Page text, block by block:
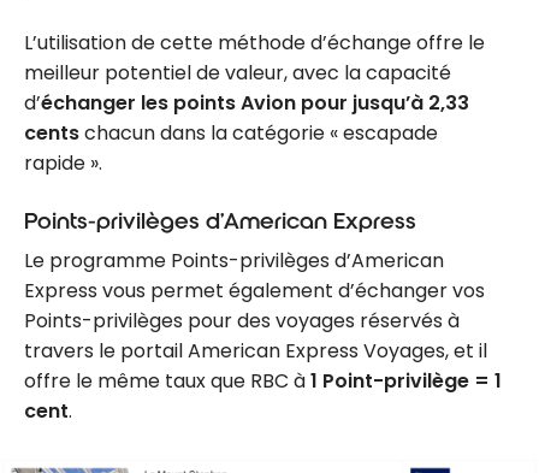
L’utilisation de cette méthode d’échange offre le
meilleur potentiel de valeur, avec la capacité
d’échanger les points Avion pour jusqu’à 2,33
centschacun dans la catégorie « escapade
rapide ».
Points-privilèges d’American Express
Le programme Points-privilèges d’American
Express vous permet également d’échanger vos
Points-privilèges pour des voyages réservés à
travers le portail American Express Voyages, et il
offre le même taux que RBC à1 Point-privilège = 1
cent.